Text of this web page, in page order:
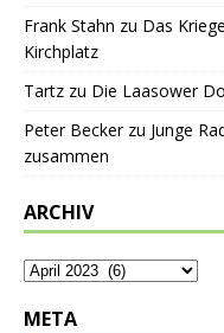
Frank Stahn zu Das
Kirchplatz
Tartz zu Die Laasower
Peter Beckerzu Junge
zusammen
ARCHIV
META